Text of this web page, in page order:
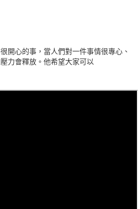
開心的事，當人們對一件事情很專心、
力會釋放。他希望大家可以